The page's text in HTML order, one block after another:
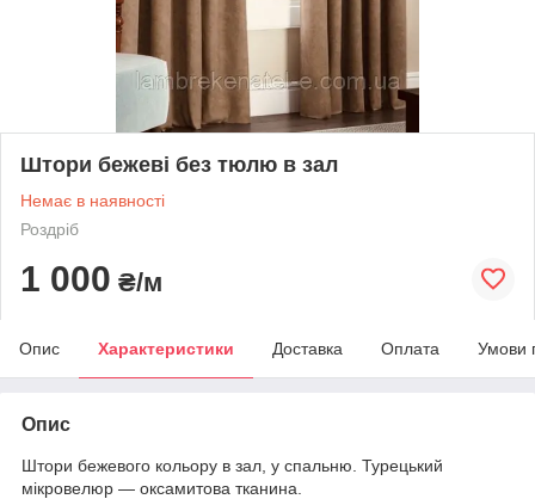
Штори бежеві без тюлю в зал
Немає в наявності
Роздріб
1 000 ₴/м
Опис Характеристики Доставка Оплата Умови
Опис
Штори бежевого кольору в зал, у спальню. Турецький
мікровелюр — оксамитова тканина.